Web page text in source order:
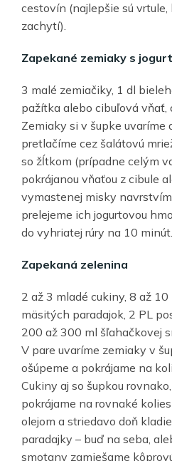
cestovín (najlepšie sú
zachytí).
Zapekané zemiaky s
3 malé zemiačiky, 1 dl
pažítka alebo cibuľová vňať,
Zemiaky si v šupke uvaríme
pretlačíme cez šalátovú
so žĺtkom (prípadne celým
pokrájanou vňaťou z cibule
vymastenej misky
prelejeme ich jogurtovou
do vyhriatej rúry na 10 minút.
Zapekaná zelenina
2 až 3 mladé cukiny, 8 až
mäsitých paradajok, 2 PL
200 až 300 ml šľahačkovej
V pare uvaríme zemiaky v
ošúpeme a pokrájame na
Cukiny aj so šupkou
pokrájame na rovnaké
olejom a striedavo doň
paradajky – buď na seba,
smotany zamiešame